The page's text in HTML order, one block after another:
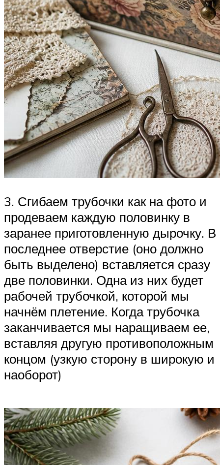
3. Сгибаем трубочки как на фото и
продеваем каждую половинку в
заранее приготовленную дырочку. В
последнее отверстие (оно должно
быть выделено) вставляется сразу
две половинки. Одна из них будет
рабочей трубочкой, которой мы
начнём плетение. Когда трубочка
заканчивается мы наращиваем ее,
вставляя другую противоположным
концом (узкую сторону в широкую и
наоборот)